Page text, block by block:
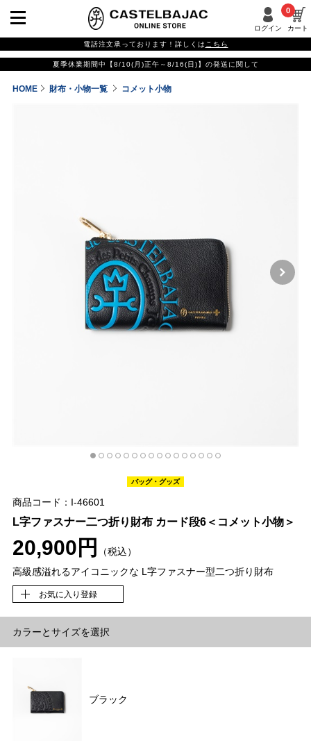
ログイン カート
0
電話注文承っております！詳しくは こちら
夏季休業期間中【8/10(月)正午～8/16(日)】の発送に関して
HOME 財布・小物一覧 コメット小物
バッグ・グッズ
商品コード：I-46601
L字ファスナー二つ折り財布 カード段6＜コメット小物＞
20,900円
（税込）
高級感溢れるアイコニックな L字ファスナー型二つ折り財布
お気に入り登録
カラーとサイズを選択
ブラック